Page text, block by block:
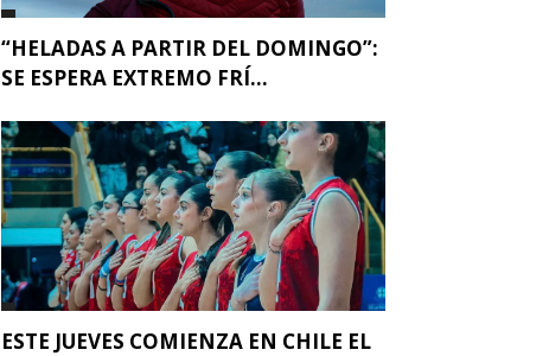
“HELADAS A PARTIR DEL DOMINGO”:
SE ESPERA EXTREMO FRÍ...
ESTE JUEVES COMIENZA EN CHILE EL